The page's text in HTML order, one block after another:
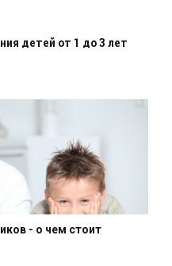
детей от 1 до 3 лет
- о чем стоит